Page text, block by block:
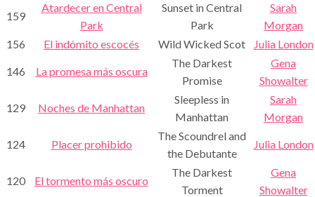
159
Atardecer en Central
Park
Sunset in Central
Park
Sarah
Morgan
156
El indómito escocés Wild Wicked Scot Julia London
146 La promesa más oscura
The Darkest
Promise
Gena
Showalter
129 Noches de Manhattan
Sleepless in
Manhattan
Sarah
Morgan
124 Placer prohibido
The Scoundrel and
the Debutante
Julia London
120 El tormento más oscuro
The Darkest
Torment
Gena
Showalter